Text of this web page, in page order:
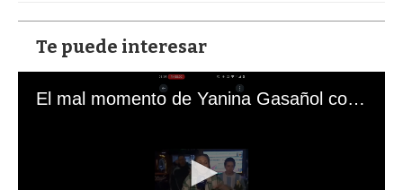
Te puede interesar
El mal momento de Yanina Gasañol con un hincha argentino en "Subrayado"